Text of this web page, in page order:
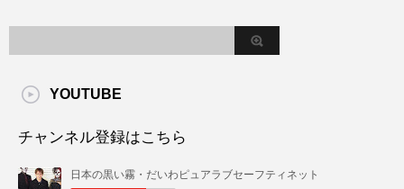
YOUTUBE
チャンネル登録はこちら